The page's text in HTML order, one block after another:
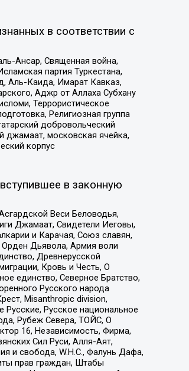
в соответствии с
Ансар, Священная война,
партия Туркестана,
Аль-Каида, Имарат Кавказ,
Аджр от Аллаха Субхану
Террористическое
Религиозная группа
добровольческий
джамаат, московская ячейка,
корпус
в законную
Веси Беловодья,
Джамаат, Свидетели Иеговы,
и Карачая, Союз славян,
Дьявола, Армия воли
Древнерусской
Кровь и Честь, О
единство, Северное Братство,
Русского народа
Misanthropic division,
Русское национальное
Рубеж Севера, ТОЙС, О
16, Независимость, Фирма,
Сил Руси, Алля-Аят,
и свобода, W.H.С., Фалунь Дафа,
прав граждан, Штабы